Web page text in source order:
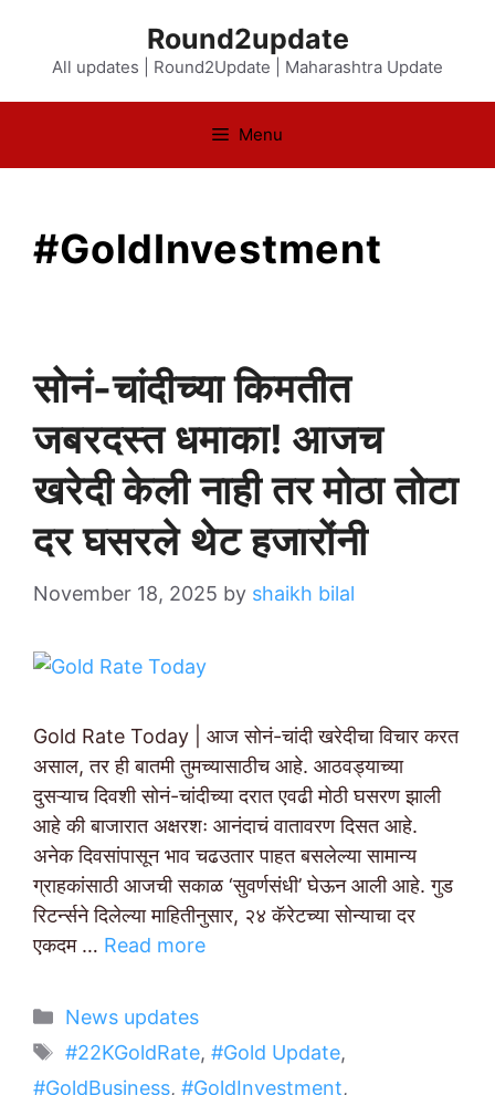
content
Round2update
All updates | Round2Update | Maharashtra Update
Menu
#GoldInvestment
सोनं-चांदीच्या किमतीत
जबरदस्त धमाका! आजच
खरेदी केली नाही तर मोठा तोटा
दर घसरले थेट हजारोंनी
November 18, 2025 by shaikh bilal
Gold Rate Today | आज सोनं-चांदी खरेदीचा विचार करत
असाल, तर ही बातमी तुमच्यासाठीच आहे. आठवड्याच्या
दुसऱ्याच दिवशी सोनं-चांदीच्या दरात एवढी मोठी घसरण झाली
आहे की बाजारात अक्षरशः आनंदाचं वातावरण दिसत आहे.
अनेक दिवसांपासून भाव चढउतार पाहत बसलेल्या सामान्य
ग्राहकांसाठी आजची सकाळ ‘सुवर्णसंधी’ घेऊन आली आहे. गुड
रिटर्न्सने दिलेल्या माहितीनुसार, २४ कॅरेटच्या सोन्याचा दर
एकदम … Read more
Categories
News updates
Tags
#22KGoldRate, #Gold Update,
#GoldBusiness, #GoldInvestment,